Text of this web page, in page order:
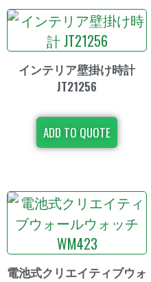
インテリア壁掛け時計
JT21256
ADD TO QUOTE
電池式クリエイティブウォ